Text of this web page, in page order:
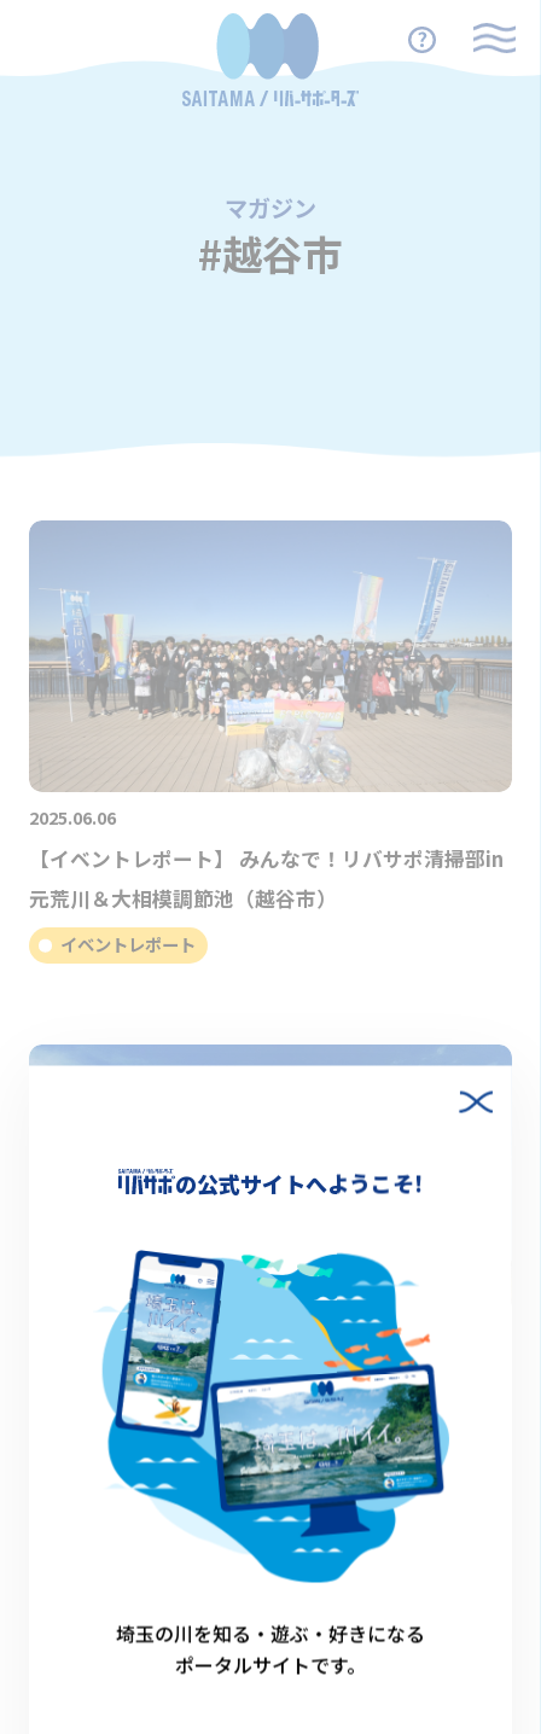
マガジン
/
#越谷市
2025.06.06
【イベントレポート】 みんなで！リバサポ清掃部in
元荒川＆大相模調節池（越谷市）
イベントレポート
2023.12.19
越谷セーリングフェスティバル－親子向けセーリン
グ体験とマルシェで水辺のにぎわいづくりー
イベントレポート
1
の公式サイトへようこそ!
埼玉の川を知る・遊ぶ・好きになる
ポータルサイトです。